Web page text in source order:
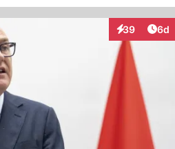
39
Interaktionen
6d